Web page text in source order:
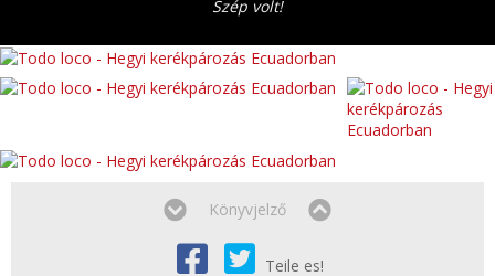
Szép volt!
Könyvjelző
Teile es!